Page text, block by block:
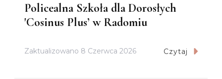
Policealna Szkoła dla Dorosłych
'Cosinus Plus’ w Radomiu
Zaktualizowano 8 Czerwca 2026 Czytaj